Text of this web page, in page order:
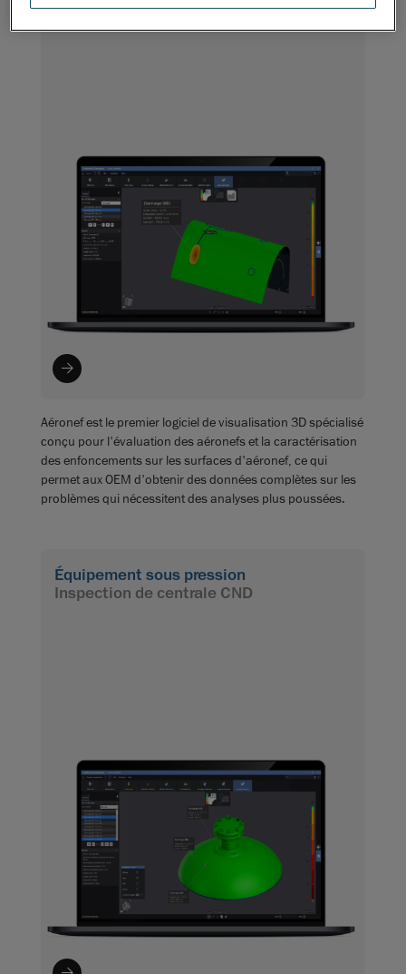
Aéronef est le premier logiciel de visualisation 3D spécialisé
conçu pour l'évaluation des aéronefs et la caractérisation
des enfoncements sur les surfaces d'aéronef, ce qui
permet aux OEM d'obtenir des données complètes sur les
problèmes qui nécessitent des analyses plus poussées.
Équipement sous pression
Inspection de centrale CND